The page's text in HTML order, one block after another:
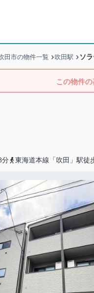
田市の物件一覧 吹田駅 ソ
この物件の
分
東海道本線「吹田」駅徒